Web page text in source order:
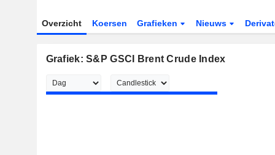
Overzicht Koersen Grafieken Nieuws
Grafiek: S&P GSCI Brent Crude Index